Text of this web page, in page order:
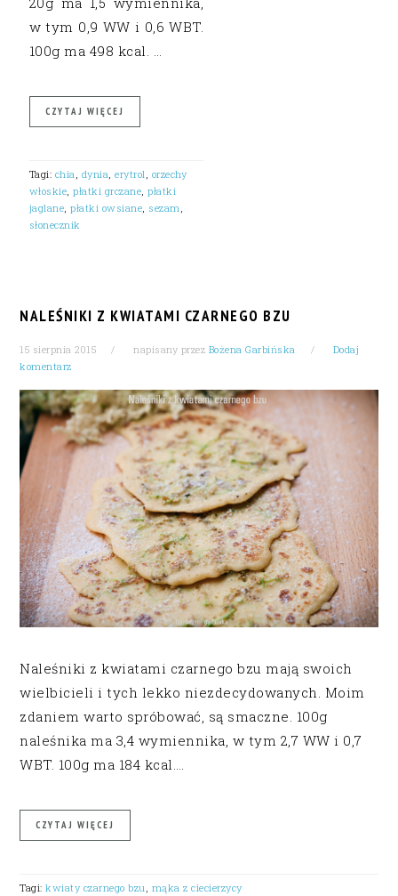
w tym 0,9 WW i 0,6 WBT.
100g ma 498 kcal. …
CZYTAJ WIĘCEJ
Tagi: chia dynia ,erytrol orzechy
włoskie ,płatki grczane ,płatki
jaglane ,płatki owsiane sezam
słonecznik
NALEŚNIKI Z KWIATAMI CZARNEGO BZU
15 sierpnia 2015 napisany przez Bożena Garbińska
Dodaj
komentarz
Naleśniki z kwiatami czarnego bzu mają swoich
wielbicieli i tych lekko niezdecydowanych. Moim
zdaniem warto spróbować, są smaczne. 100g
naleśnika ma 3,4 wymiennika, w tym 2,7 WW i 0,7
WBT. 100g ma 184 kcal….
CZYTAJ WIĘCEJ
Tagi:kwiaty czarnego bzu, mąka z ciecierzycy